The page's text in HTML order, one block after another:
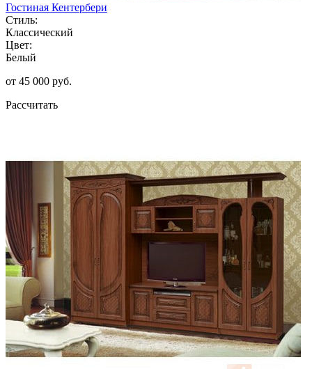
Гостиная Кентербери
Стиль:
Классический
Цвет:
Белый
от 45 000 руб.
Рассчитать